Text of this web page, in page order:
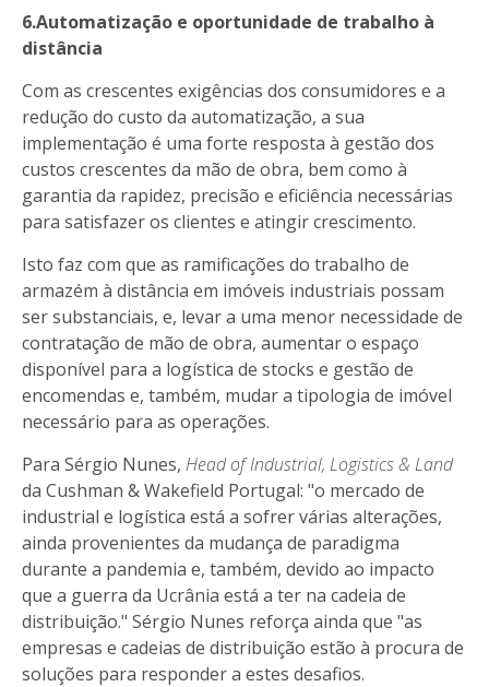
6.Automatização e oportunidade de trabalho à
distância
Com as crescentes exigências dos consumidores e a
redução do custo da automatização, a sua
implementação é uma forte resposta à gestão dos
custos crescentes da mão de obra, bem como à
garantia da rapidez, precisão e eficiência necessárias
para satisfazer os clientes e atingir crescimento.
Isto faz com que as ramificações do trabalho de
armazém à distância em imóveis industriais possam
ser substanciais, e, levar a uma menor necessidade de
contratação de mão de obra, aumentar o espaço
disponível para a logística de stocks e gestão de
encomendas e, também, mudar a tipologia de imóvel
necessário para as operações.
Para Sérgio Nunes, Head of Industrial, Logistics & Land
da Cushman & Wakefield Portugal: "o mercado de
industrial e logística está a sofrer várias alterações,
ainda provenientes da mudança de paradigma
durante a pandemia e, também, devido ao impacto
que a guerra da Ucrânia está a ter na cadeia de
distribuição." Sérgio Nunes reforça ainda que "as
empresas e cadeias de distribuição estão à procura de
soluções para responder a estes desafios.